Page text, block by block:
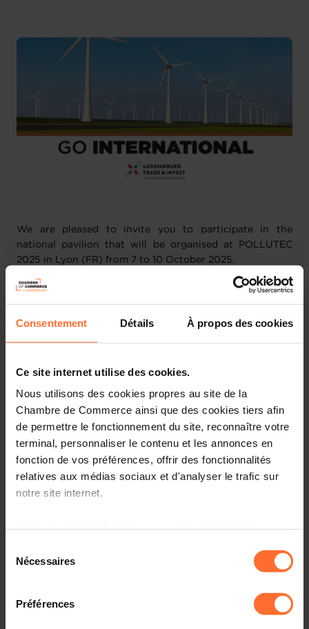
Consentement Détails À propos des cookies
Ce site internet utilise des cookies.
Nous utilisons des cookies propres au site de la
Chambre de Commerce ainsi que des cookies tiers afin
de permettre le fonctionnement du site, reconnaître votre
terminal, personnaliser le contenu et les annonces en
fonction de vos préférences, offrir des fonctionnalités
relatives aux médias sociaux et d'analyser le trafic sur
notre site internet.
à l’exception des cookies strictement nécessaires au
fonctionnement du site. Une description des différents
cookies est accessible sous l’onglet « Détails » ci-
dessus.
Nécessaires
Préférences
We are pleased to invite you to participate in the
national pavilion that will be organised at POLLUTEC
2025 in Lyon (FR) from 7 to 10 October 2025.
POLLUTEC is recognised as the reference event for
environment professionals. It is also a platform for
environmental and energy solutions for industries, cities
2.000 exhibitors and 46,000 visitors from over 80
countries in the following areas: Waste, Water Energy,
Air, Sustainable Cities and Building, Sites and Soils,
Biodiversity, ….
When?7-10 October 2025
Where?Eurexpo, Lyon (France)
The national pavilion is organised by the Luxembourg